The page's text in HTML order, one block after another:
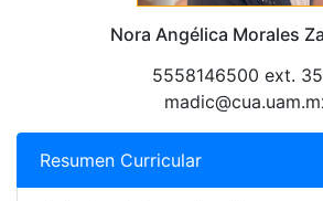
Nora Angélica Morales
5558146500 ext.
Resumen Curricular